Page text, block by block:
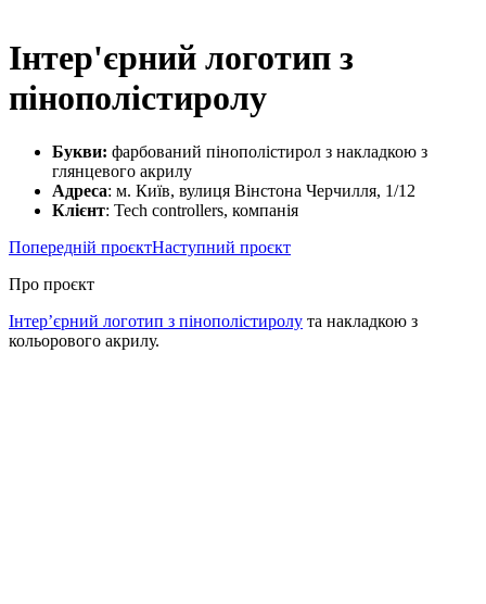
Інтер'єрний логотип з
пінополістиролу
Букви: фарбований пінополістирол з накладкою з
глянцевого акрилу
Адреса: м. Київ, вулиця Вінстона Черчилля, 1/12
Клієнт: Tech controllers, компанія
Попередній проєктНаступний проєкт
Про проєкт
Інтер’єрний логотип з пінополістиролу та накладкою з
кольорового акрилу.